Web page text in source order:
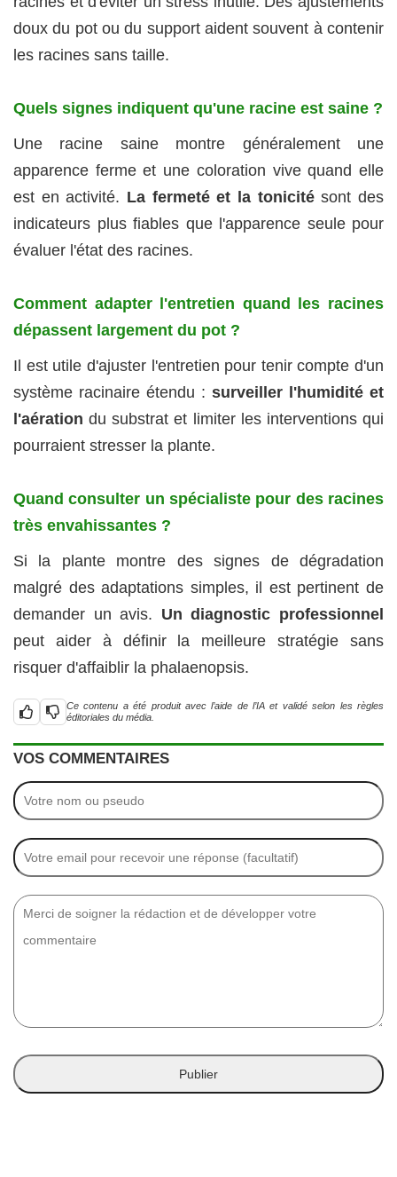
doux du pot ou du support aident souvent à contenir
les racines sans taille.
Quels signes indiquent qu'une racine est saine ?
Une racine saine montre généralement une
apparence ferme et une coloration vive quand elle
est en activité. La fermeté et la tonicitésont des
indicateurs plus fiables que l'apparence seule pour
évaluer l'état des racines.
Comment adapter l'entretien quand les racines
dépassent largement du pot ?
Il est utile d'ajuster l'entretien pour tenir compte d'un
système racinaire étendu : surveiller l'humidité et
l'aération du substrat et limiter les interventions qui
pourraient stresser la plante.
Quand consulter un spécialiste pour des racines
très envahissantes ?
Si la plante montre des signes de dégradation
malgré des adaptations simples, il est pertinent de
demander un avis. Un diagnostic professionnel
peut aider à définir la meilleure stratégie sans
risquer d'affaiblir la phalaenopsis.
Ce contenu a été produit avec l’aide de l’IA et validé selon les règles
éditoriales du média.
VOS COMMENTAIRES